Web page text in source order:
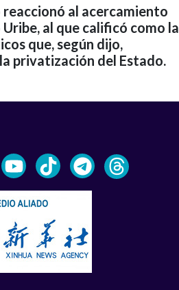
al acercamiento
al que calificó como la
que, según dijo,
privatización del Estado.